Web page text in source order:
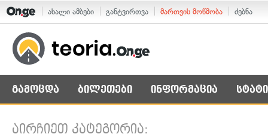
ახალი ამბები განტვირთვა მართვის მოწმობა ძებნა
გამოცდა ბილეთები ინფორმაცია
აირჩიეთ კატეგორია: